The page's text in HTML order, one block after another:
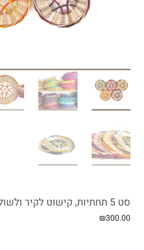
סט 5 תחתיות, קישוט לקיר ולשולחן
₪300.00